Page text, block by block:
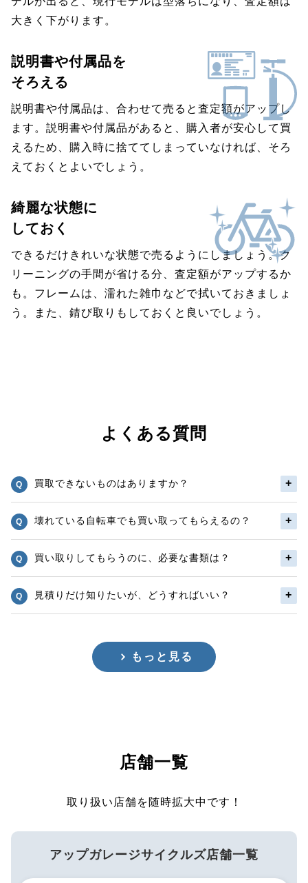
大きく下がります。
説明書や付属品を
そろえる
説明書や付属品は、合わせて売ると査定額がアップし
ます。説明書や付属品があると、購入者が安心して買
えるため、購入時に捨ててしまっていなければ、そろ
えておくとよいでしょう。
綺麗な状態に
しておく
できるだけきれいな状態で売るようにしましょう。ク
リーニングの手間が省ける分、査定額がアップするか
も。フレームは、濡れた雑巾などで拭いておきましょ
う。また、錆び取りもしておくと良いでしょう。
よくある質問
買取できないものはありますか？
壊れている自転車でも買い取ってもらえるの？
買い取りしてもらうのに、必要な書類は？
見積りだけ知りたいが、どうすればいい？
もっと見る
店舗一覧
取り扱い店舗を随時拡大中です！
アップガレージサイクルズ店舗一覧